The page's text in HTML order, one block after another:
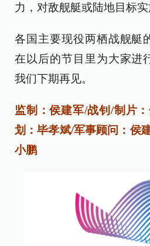
力，对敌舰艇或陆地目标实
各国主要现役两栖战舰艇
在以后的节目里为大家进
我们下期再见。
监制：侯建军/战钊/制片
划：毕孝斌/军事顾问：侯
小鹏